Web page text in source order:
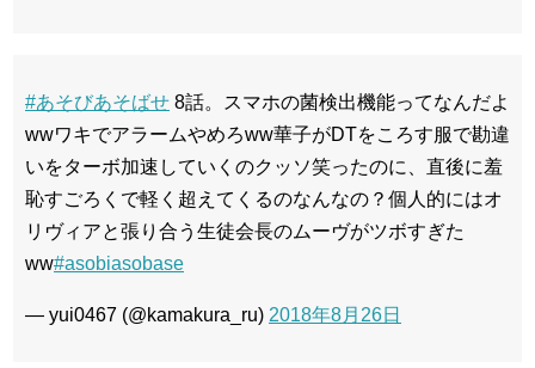
#あそびあそばせ 8話。スマホの菌検出機能ってなんだよ
wwワキでアラームやめろww華子がDTをころす服で勘違
いをターボ加速していくのクッソ笑ったのに、直後に羞
恥すごろくで軽く超えてくるのなんなの？個人的にはオ
リヴィアと張り合う生徒会長のムーヴがツボすぎた
ww#asobiasobase
— yui0467 (@kamakura_ru) 2018年8月26日